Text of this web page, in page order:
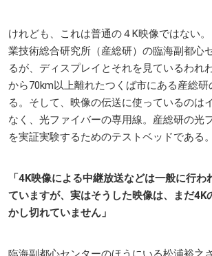
けれども、これは普通の４K映像ではない
業技術総合研究所（産総研）の臨海副都心
るが、ディスプレイとそれを見ているわれ
から70km以上離れたつくば市にある産総研
る。そして、映像の伝送に使っているのは
なく、光ファイバーの専用線。産総研の光
を実証実験するためのテストベッドである。
「4K映像による中継放送などは一般に行わ
ていますが、実はそうした映像は、まだ4K
かし切れていません」